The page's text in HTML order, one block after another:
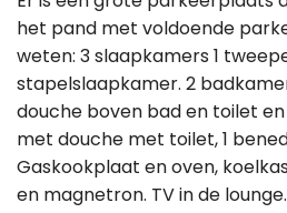
het pand met voldoende
weten: 3 slaapkamers 1
stapelslaapkamer. 2
douche boven bad en toilet
met douche met toilet, 1
Gaskookplaat en oven,
en magnetron. TV in de